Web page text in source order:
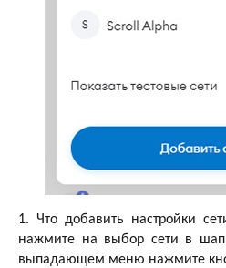
1. Что добавить настройки
нажмите на выбор сети в
выпадающем меню нажмите